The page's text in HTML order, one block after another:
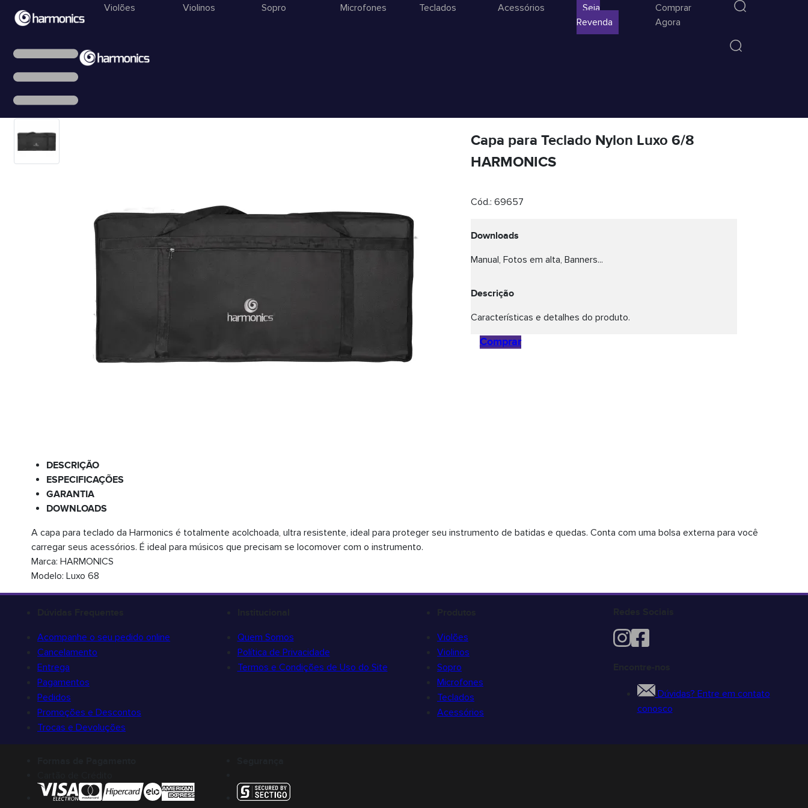
Violões Violinos Sopro Microfones Teclados Acessórios
Seja
Revenda
Comprar
Agora
Capa para Teclado Nylon Luxo 6/8
HARMONICS
Cód.: 69657
Downloads
Manual, Fotos em alta, Banners...
Descrição
Características e detalhes do produto.
Comprar
DESCRIÇÃO
ESPECIFICAÇÕES
GARANTIA
DOWNLOADS
A capa para teclado da Harmonics é totalmente acolchoada, ultra resistente, ideal para proteger seu instrumento de batidas e quedas. Conta com uma bolsa externa para você
carregar seus acessórios. É ideal para músicos que precisam se locomover com o instrumento.
Marca: HARMONICS
Modelo: Luxo 68
Acompanhe o seu pedido online
Cancelamento
Entrega
Pagamentos
Pedidos
Promoções e Descontos
Trocas e Devoluções
Quem Somos
Política de Privacidade
Termos e Condições de Uso do Site
Violões
Violinos
Sopro
Microfones
Teclados
Acessórios
Dúvidas? Entre em contato
conosco